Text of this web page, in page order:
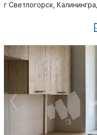
г Светлогорск,